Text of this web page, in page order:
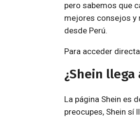
pero sabemos que
mejores consejos y
desde Perú.
Para acceder
¿Shein llega
La página Shein es
preocupes, Shein sí